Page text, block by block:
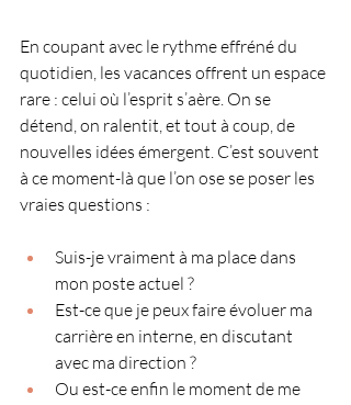
En coupant avec le rythme effréné du
quotidien, les vacances offrent un espace
rare : celui où l’esprit s’aère. On se
détend, on ralentit, et tout à coup, de
nouvelles idées émergent. C’est souvent
à ce moment-là que l’on ose se poser les
vraies questions :
Suis-je vraiment à ma place dans
mon poste actuel ?
Est-ce que je peux faire évoluer ma
carrière en interne, en discutant
avec ma direction ?
Ou est-ce enfin le moment de me